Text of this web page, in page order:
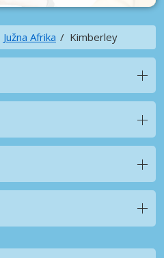
Južna Afrika Kimberley